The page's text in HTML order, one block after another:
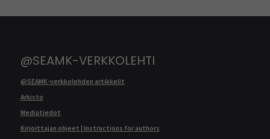
@SEAMK-VERKKOLEHTI
@SEAMK-verkkolehden artikkelit
Arkisto
Mediatiedot
Kirjoittajan ohjeet | Instructions for authors